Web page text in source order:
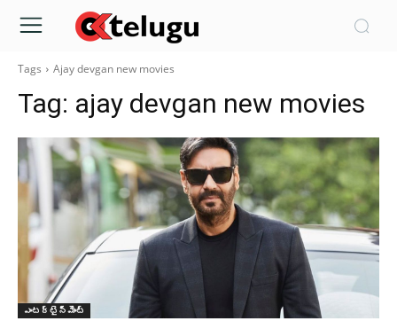
Tags Ajay devgan new movies
Tag: ajay devgan new movies
ఎంటర్టైన్మెంట్